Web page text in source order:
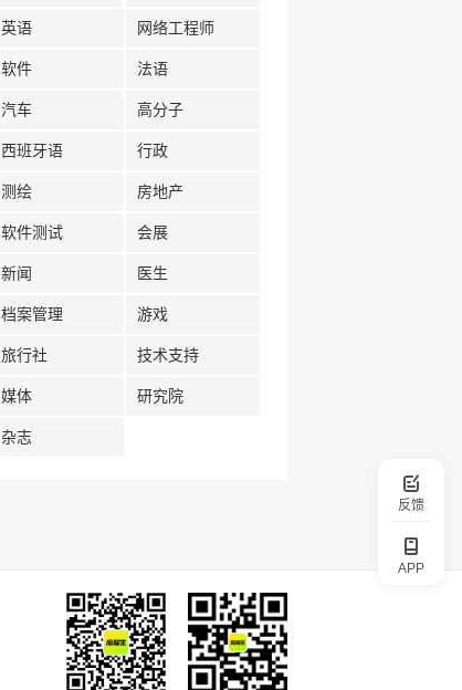
反馈
APP
英语 网络工程师
软件 法语
汽车 高分子
西班牙语 行政
测绘 房地产
软件测试 会展
新闻 医生
档案管理 游戏
旅行社 技术支持
媒体 研究院
杂志